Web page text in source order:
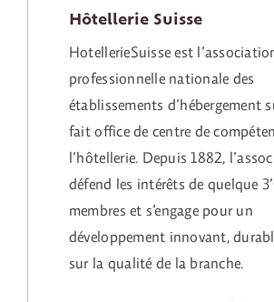
Hôtellerie Suisse
HotellerieSuisse est
professionnelle nationale des
établissements d’hébergement
fait office de centre de
l’hôtellerie. Depuis 1882,
défend les intérêts de quelque
membres et s’engage pour un
développement innovant,
sur la qualité de la branche.